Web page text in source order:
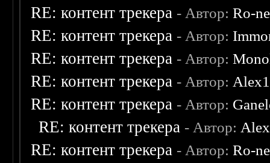
RE: контент трекера - Автор:Ro-
RE: контент трекера - Автор:
RE: контент трекера - Автор:
RE: контент трекера - Автор:
RE: контент трекера - Автор:
RE: контент трекера - Автор:
RE: контент трекера - Автор:Ro-